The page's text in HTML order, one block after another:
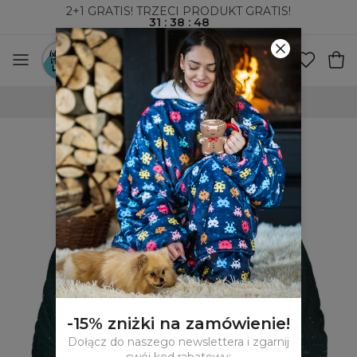
2+1 GRATIS! TRZECI PRODUKT GRATIS!
31 :38 :47
WYSYŁKA ZA POBRANIEM I DO PACZKOMATÓW
-15% zniżki na zamówienie!
Dołącz do naszego newslettera i zgarnij